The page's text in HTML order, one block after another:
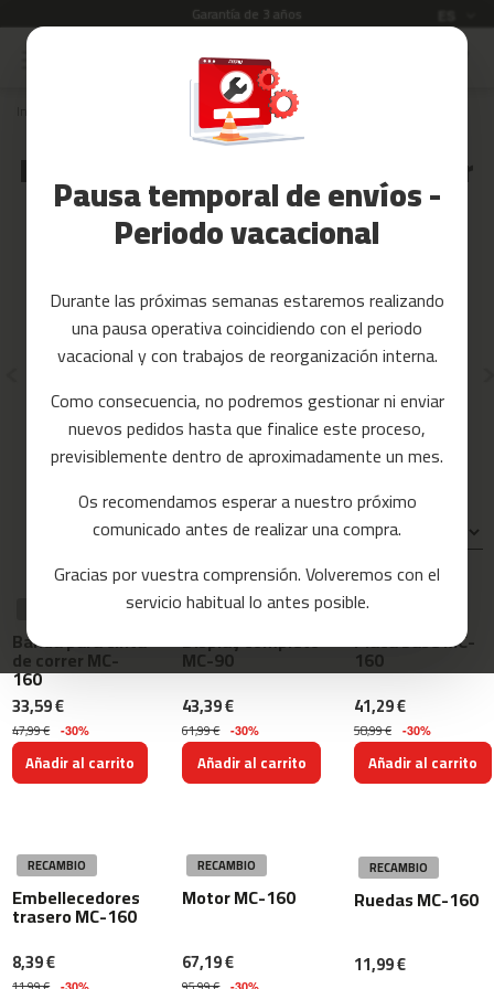
Pausa temporal de envíos -
Periodo vacacional
Durante las próximas semanas estaremos realizando
una pausa operativa coincidiendo con el periodo
vacacional y con trabajos de reorganización interna.
Como consecuencia, no podremos gestionar ni enviar
nuevos pedidos hasta que finalice este proceso,
previsiblemente dentro de aproximadamente un mes.
Os recomendamos esperar a nuestro próximo
comunicado antes de realizar una compra.
Gracias por vuestra comprensión. Volveremos con el
servicio habitual lo antes posible.
Envío gratuito
Yoga
regalo
Reacondicionados
r
e
r
m
c
m
c
-
0
CINTAS DE CORRER
Recambios para cintas de correr
Mc-160 Mc-260
Ordenar por:
Banda para cinta
de correr MC-
160
33,59 €
47,99 € -30%
Añadir al carrito
RECAMBIO
Display completo
MC-90
43,39 €
61,99 € -30%
Añadir al carrito
Placa base MC-
160
41,29 €
58,99 € -30%
Añadir al carrito
RECAMBIO
Embellecedores
trasero MC-160
8,39 €
RECAMBIO
Motor MC-160
67,19 €
RECAMBIO
Ruedas MC-160
11,99 €